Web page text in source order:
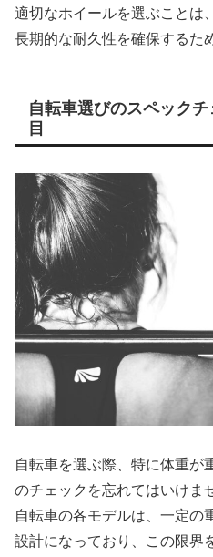
適切なホイールを選ぶことは
長期的な耐久性を確保するた
自転車選びのスペック
目
自転車を選ぶ際、特に体重が
のチェックを忘れてはいけま
自転車の各モデルは、一定の
設計になっており、この限界